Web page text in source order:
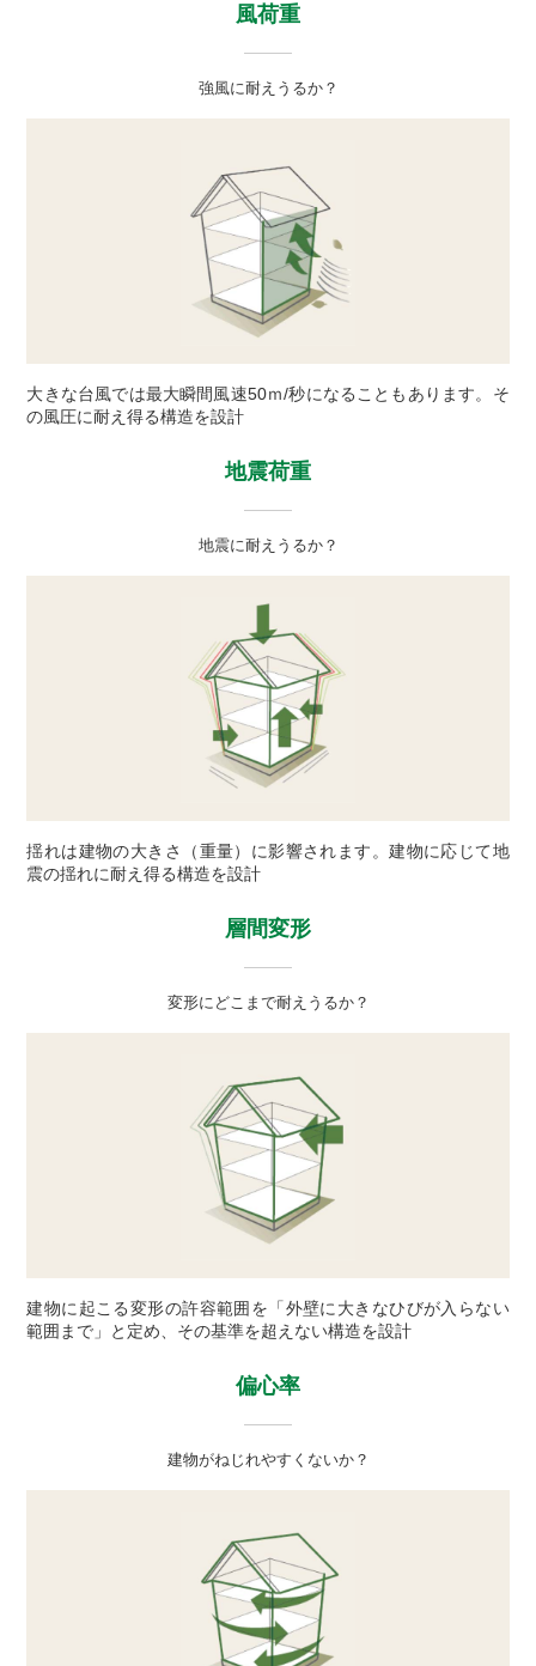
風荷重
強風に耐えうるか？
大きな台風では最大瞬間風速50ｍ/秒になることもあります。そ
の風圧に耐え得る構造を設計
地震荷重
地震に耐えうるか？
揺れは建物の大きさ（重量）に影響されます。建物に応じて地
震の揺れに耐え得る構造を設計
層間変形
変形にどこまで耐えうるか？
建物に起こる変形の許容範囲を「外壁に大きなひびが入らない
範囲まで」と定め、その基準を超えない構造を設計
偏心率
建物がねじれやすくないか？